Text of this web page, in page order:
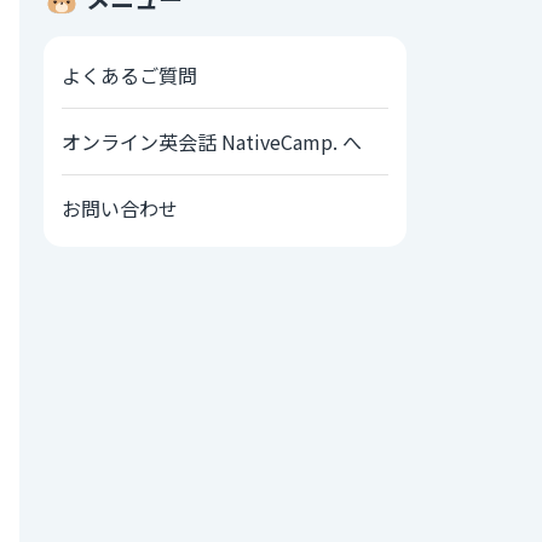
よくあるご質問
オンライン英会話 NativeCamp. へ
お問い合わせ